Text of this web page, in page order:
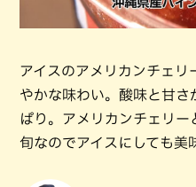
アイスのアメリカンチェ
やかな味わい。酸味と甘さ
ぱり。アメリカンチェリ
旬なのでアイスにしても美